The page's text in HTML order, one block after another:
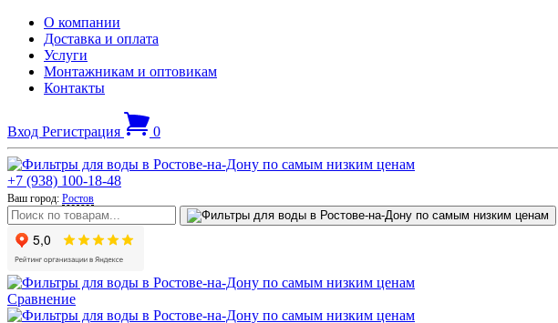
О компании
Доставка и оплата
Услуги
Монтажникам и оптовикам
Контакты
Вход Регистрация 0
+7 (938) 100-18-48
Ваш город: Ростов
Сравнение